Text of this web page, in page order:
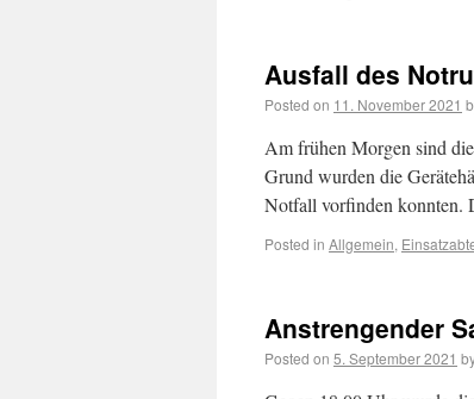
Ausfall des
Posted on 11. November 2021
Am frühen Morgen sind
Grund wurden die
Notfall vorfinden konnten.
Posted in Allgemein,
Anstrengender
Posted on 5. September 2021